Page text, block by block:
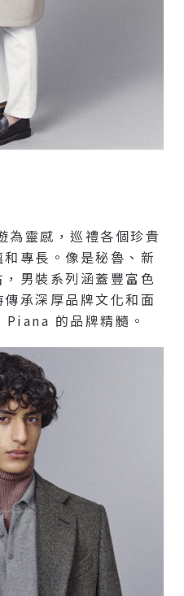
靈感，巡禮各個珍貴
專長。像是秘魯、新
男裝系列涵蓋豐富色
承深厚品牌文化和面
的品牌精髓。